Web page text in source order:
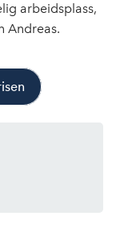
arbeidsplass,
Andreas.